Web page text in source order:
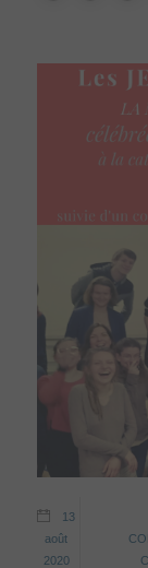
13
août
2020